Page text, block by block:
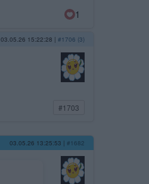
1
03.05.26 15:22:28 | #1706 (3)
#1703
03.05.26 13:25:53 | #1682